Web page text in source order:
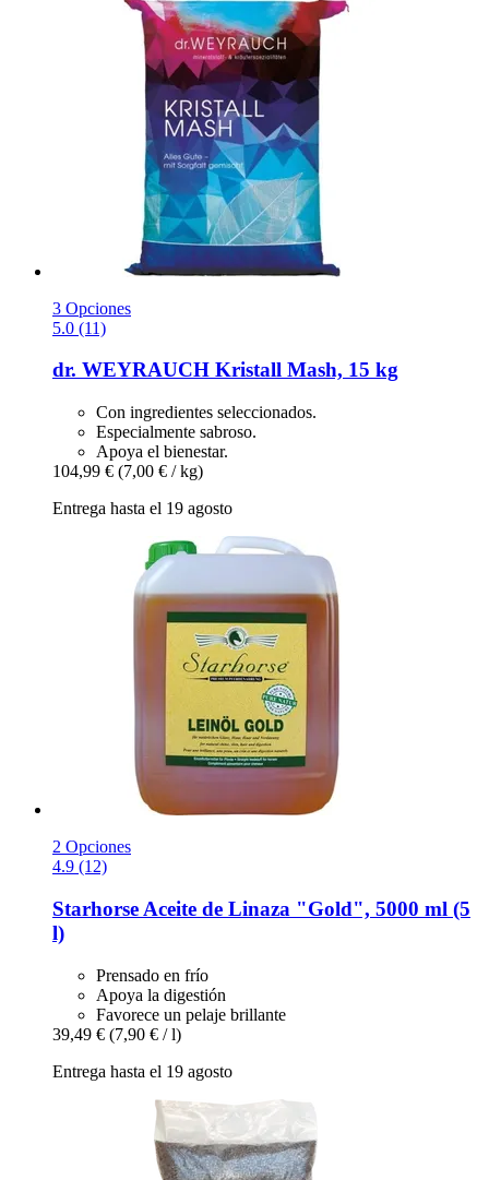
3 Opciones
5.0 (11)
dr. WEYRAUCH Kristall Mash, 15 kg
Con ingredientes seleccionados.
Especialmente sabroso.
Apoya el bienestar.
104,99 € (7,00 € / kg)
Entrega hasta el 19 agosto
2 Opciones
4.9 (12)
Starhorse Aceite de Linaza "Gold", 5000 ml (5
l)
Prensado en frío
Apoya la digestión
Favorece un pelaje brillante
39,49 € (7,90 € / l)
Entrega hasta el 19 agosto